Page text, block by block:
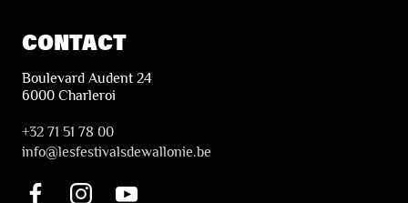
CONTACT
Boulevard Audent 24
6000 Charleroi
+32 71 51 78 00
info@lesfestivalsdewallonie.be